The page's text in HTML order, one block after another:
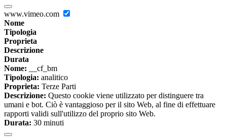
www.vimeo.com
Nome
Tipologia
Proprieta
Descrizione
Durata
Nome: __cf_bm
Tipologia: analitico
Proprieta: Terze Parti
Descrizione: Questo cookie viene utilizzato per distinguere tra
umani e bot. Ciò è vantaggioso per il sito Web, al fine di effettuare
rapporti validi sull'utilizzo del proprio sito Web.
Durata: 30 minuti